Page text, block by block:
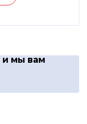
и мы вам